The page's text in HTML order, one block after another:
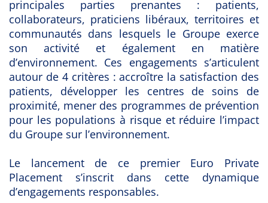
principales parties prenantes : patients,
collaborateurs, praticiens libéraux, territoires et
communautés dans lesquels le Groupe exerce
son activité et également en matière
d’environnement. Ces engagements s’articulent
autour de 4 critères :accroître la satisfaction des
patients, développer les centres de soins de
proximité, mener des programmes de prévention
pour les populations à risque et réduire l’impact
du Groupe sur l’environnement.
Le lancement de ce premier Euro Private
Placement s’inscrit dans cette dynamique
d’engagements responsables.